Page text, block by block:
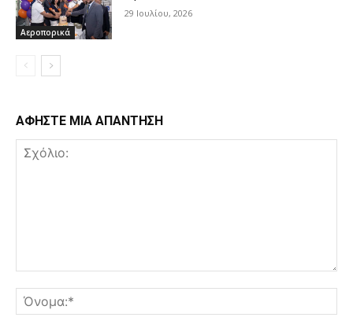
Αεροπορικά
29 Ιουλίου, 2026
ΑΦΗΣΤΕ ΜΙΑ ΑΠΑΝΤΗΣΗ